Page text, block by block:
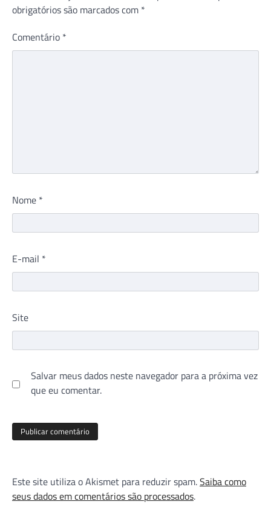
obrigatórios são marcados com *
Comentário *
Nome *
E-mail *
Site
Salvar meus dados neste navegador para a próxima vez
que eu comentar.
Este site utiliza o Akismet para reduzir spam.Saiba como
seus dados em comentários são processados.